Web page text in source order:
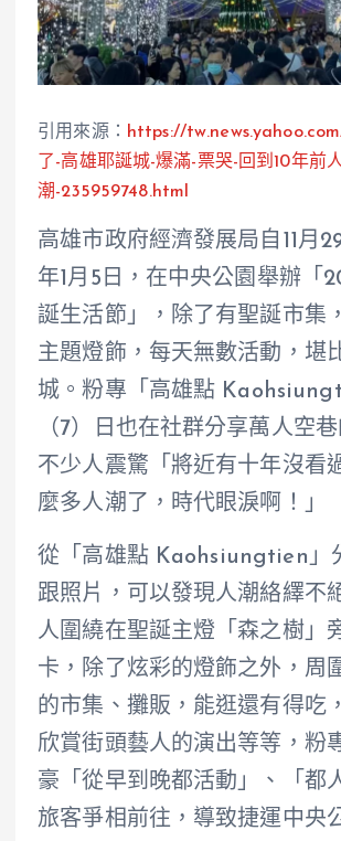
引用來源： https://
了-高雄耶誕城-爆滿-票哭-回到10年前
潮-235959748.html
高雄市政府經濟發展局自11月
年1月5日，在中央公園舉辦「
誕生活節」，除了有聖誕市集
主題燈飾，每天無數活動，堪
城。粉專「高雄點
（7）日也在社群分享萬人空
不少人震驚「將近有十年沒看
麼多人潮了，時代眼淚啊！」
從「高雄點 Kaohsiungtien」
跟照片，可以發現人潮絡繹不
人圍繞在聖誕主燈「森之樹」
卡，除了炫彩的燈飾之外，周
的市集、攤販，能逛還有得吃
欣賞街頭藝人的演出等等，粉
豪「從早到晚都活動」、「都
旅客爭相前往，導致捷運中央